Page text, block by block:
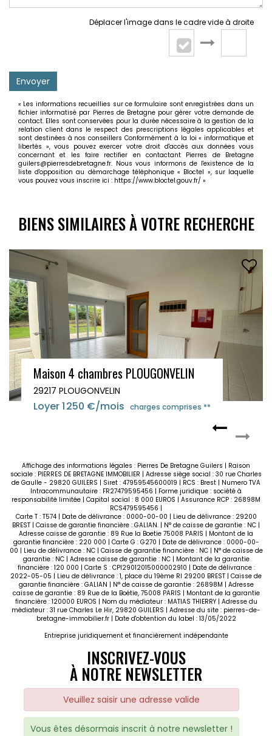
Déplacer l'image dans le cadre vide à droite
Envoyer
« Les informations recueillies sur ce formulaire sont enregistrées dans un
fichier informatisé par Pierres de Bretagne pour gérer votre demande de
contact. Elles sont conservées pour la durée nécessaire à la gestion de la
relation client dans le respect des prescriptions légales applicables et
sont destinées à nos conseillers Conformément à la loi « informatique et
libertés », vous pouvez exercer votre droit d'accès aux données vous
concernant et les faire rectifier en contactant Pierres de Bretagne
guilers@pierresdebretagne.fr. Nous vous informons de l'existence de la
liste d'opposition au démarchage téléphonique « Bloctel », sur laquelle
vous pouvez vous inscrire ici : https://www.bloctel.gouv.fr/ »
BIENS SIMILAIRES À VOTRE RECHERCHE
Maison 4 chambres PLOUGONVELIN
29217 PLOUGONVELIN
Loyer 1 250 €/mois charges comprises **
Affichage des informations légales : Pierres De Bretagne Guilers | Raison
sociale : PIERRES DE BRETAGNE IMMOBILIER | Adresse siège social : 30 rue Charles
de Gaulle - 29820 GUILERS | Siret : 47959545600019 | RCS : Brest | Numero TVA
Intracommunautaire : FR27479595456 | Forme juridique : société à
responsabilité limitée | Capital social : 8 000 EUROS | Assurance RCP : 26898M
RCS479595456 |
Carte T : T574 | Date de délivrance : 0000-00-00 | Lieu de délivrance : 29200
BREST | Caisse de garantie financière : GALIAN. | N° de caisse de garantie : NC |
Adresse caisse de garantie : 89 Rue la Boetie 75008 PARIS | Montant de la
garantie financière : 220 000 | Carte G : G270 | Date de délivrance : 0000-00-
00 | Lieu de délivrance : NC | Caisse de garantie financière : NC | N° de caisse de
garantie : NC | Adresse caisse de garantie : NC | Montant de la garantie
financière : 120 000 | Carte S : CPI29012015000002910 | Date de délivrance :
2022-05-05 | Lieu de délivrance : 1, place du 19ème RI 29200 BREST | Caisse de
garantie financière : GALIAN | N° de caisse de garantie : 26898M | Adresse
caisse de garantie : 89 Rue de la Boétie, 75008 PARIS | Montant de la garantie
financière : 120000 EUROS | Nom du médiateur : MATIAS THIERRY | Adresse du
médiateur : 31 rue Charles Le Hir, 29820 GUILERS | Adresse du site : pierres-de-
bretagne-immobilier.fr| Date d'obtention du label : 13/05/2022
Entreprise juridiquement et financièrement indépendante
INSCRIVEZ-VOUS
À NOTRE NEWSLETTER
Veuillez saisir une adresse valide
Vous êtes désormais inscrit à notre newsletter !